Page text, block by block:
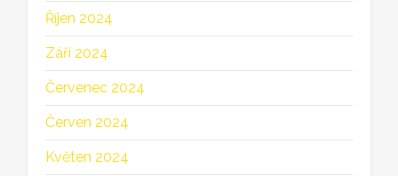
Říjen 2024
Září 2024
Červenec 2024
Červen 2024
Květen 2024